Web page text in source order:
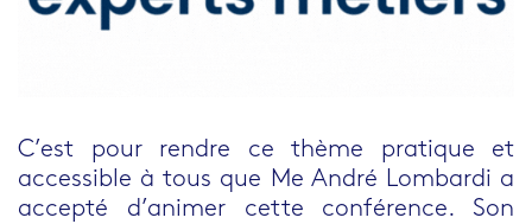
C’est pour rendre ce thème pratique et
accessible à tous que Me André Lombardi a
accepté d’animer cette conférence. Son